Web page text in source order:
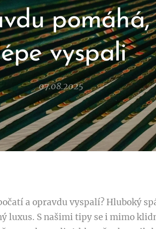
pomáhá,
vyspali
07.08.2025
a opravdu vyspalí? Hluboký
luxus. S našimi tipy se i mimo